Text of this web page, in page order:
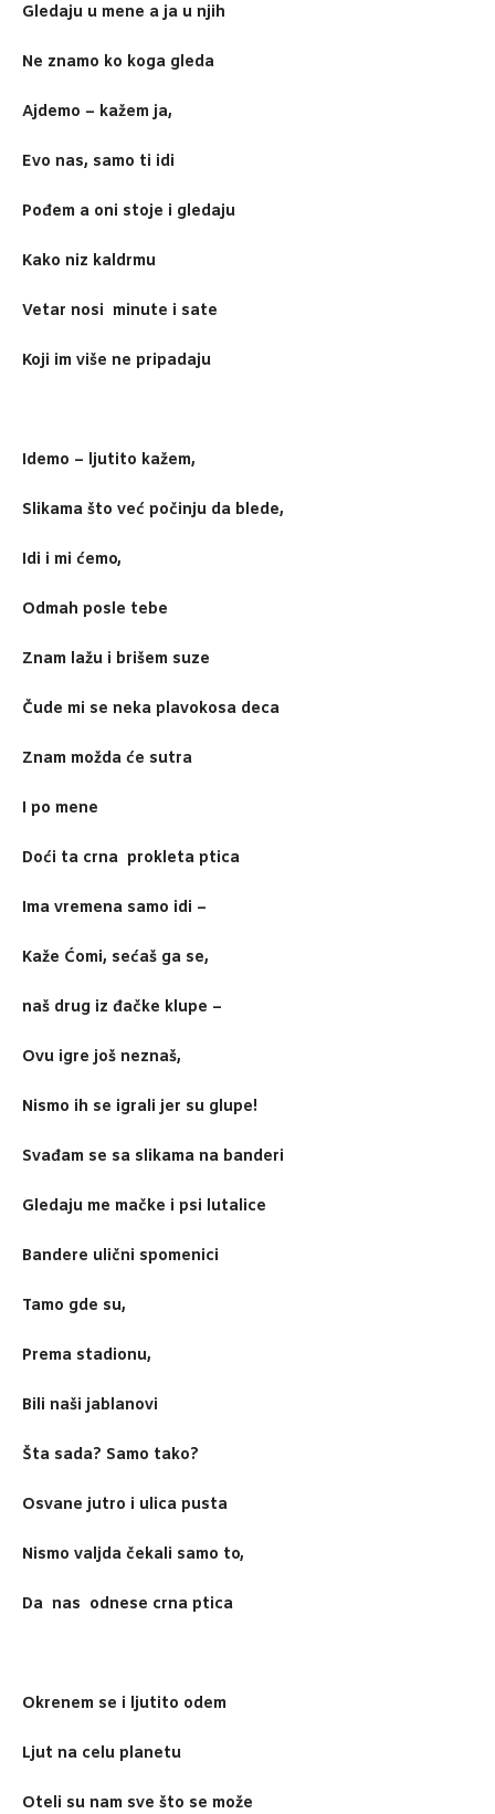
Gledaju u mene a ja u njih
Ne znamo ko koga gleda
Ajdemo – kažem ja,
Evo nas, samo ti idi
Pođem a oni stoje i gledaju
Kako niz kaldrmu
Vetar nosi minute i sate
Koji im više ne pripadaju
Idemo – ljutito kažem,
Slikama što već počinju da blede,
Idi i mi ćemo,
Odmah posle tebe
Znam lažu i brišem suze
Čude mi se neka plavokosa deca
Znam možda će sutra
I po mene
Doći ta crna prokleta ptica
Ima vremena samo idi –
Kaže Ćomi, sećaš ga se,
naš drug iz đačke klupe –
Ovu igre još neznaš,
Nismo ih se igrali jer su glupe!
Svađam se sa slikama na banderi
Gledaju me mačke i psi lutalice
Bandere ulični spomenici
Tamo gde su,
Prema stadionu,
Bili naši jablanovi
Šta sada? Samo tako?
Osvane jutro i ulica pusta
Nismo valjda čekali samo to,
Da nas odnese crna ptica
Okrenem se i ljutito odem
Ljut na celu planetu
Oteli su nam sve što se može